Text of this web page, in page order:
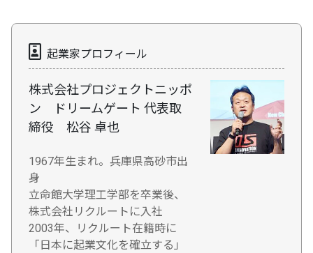
起業家プロフィール
株式会社プロジェクトニッポ
ン ドリームゲート 代表取
締役 松谷 卓也
1967年生まれ。兵庫県高砂市出
身
立命館大学理工学部を卒業後、
株式会社リクルートに入社
2003年、リクルート在籍時に
「日本に起業文化を確立する」